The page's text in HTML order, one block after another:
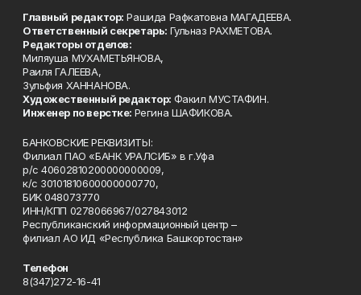
Главный редактор: Рашида Рафкатовна МАГАДЕЕВА.
Ответственный секретарь: Гульназ РАХМЕТОВА.
Редакторы отделов:
Миляуша МУХАМЕТЬЯНОВА,
Раиля ГАЛЕЕВА,
Зульфия ХАННАНОВА.
Художественный редактор: Факил МУСТАФИН.
Инженер по верстке: Регина ШАФИКОВА.
БАНКОВСКИЕ РЕКВИЗИТЫ:
Филиал ПАО «БАНК УРАЛСИБ» в г.Уфа
р/с 40602810200000000009,
к/с 30101810600000000770,
БИК 048073770
ИНН/КПП 0278066967/027843012
Республиканский информационный центр –
филиал АО ИД «Республика Башкортостан»
Телефон
8(347)272-16-41